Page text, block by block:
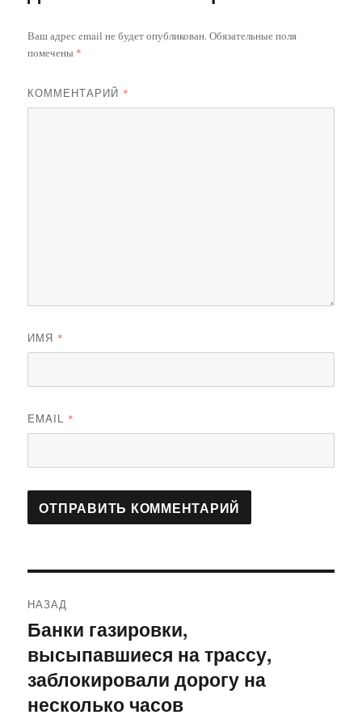
Ваш адрес email не будет опубликован.Обязательные поля
помечены *
КОММЕНТАРИЙ *
ИМЯ *
EMAIL *
по
записям
НАЗАД
Предыдущая
запись:
Банки газировки,
высыпавшиеся на трассу,
заблокировали дорогу на
несколько часов